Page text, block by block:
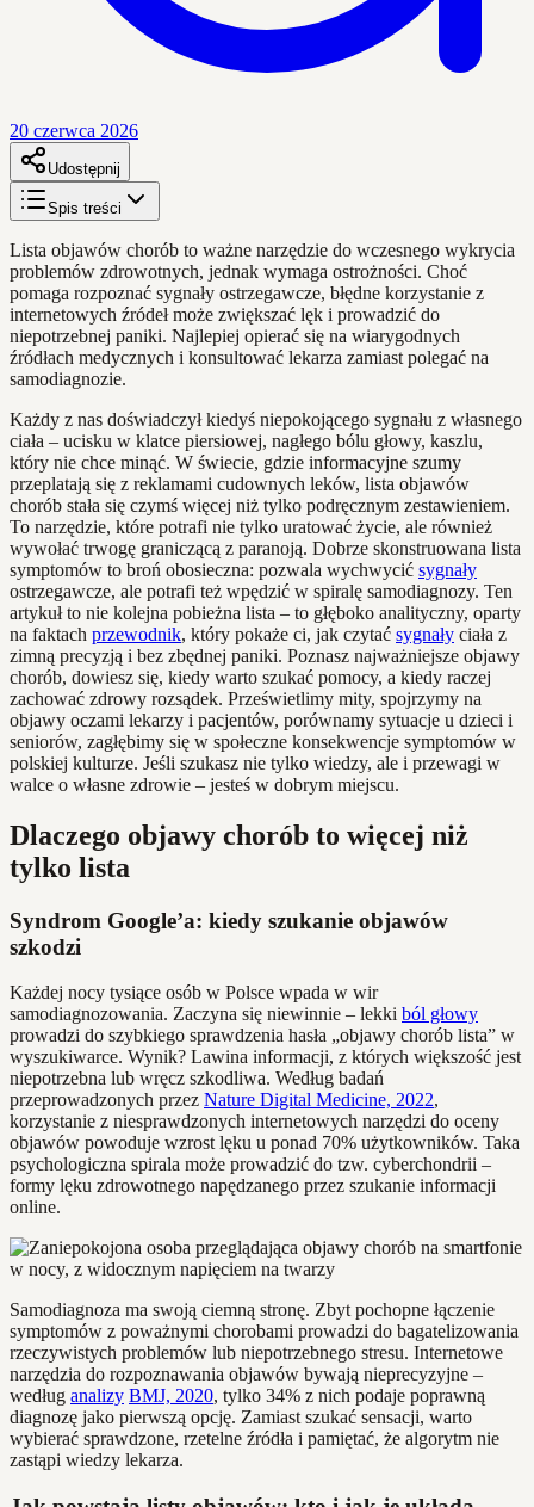
20 czerwca 2026
Udostępnij
Spis treści
Lista objawów chorób to ważne narzędzie do wczesnego wykrycia
problemów zdrowotnych, jednak wymaga ostrożności. Choć
pomaga rozpoznać sygnały ostrzegawcze, błędne korzystanie z
internetowych źródeł może zwiększać lęk i prowadzić do
niepotrzebnej paniki. Najlepiej opierać się na wiarygodnych
źródłach medycznych i konsultować lekarza zamiast polegać na
samodiagnozie.
Każdy z nas doświadczył kiedyś niepokojącego sygnału z własnego
ciała – ucisku w klatce piersiowej, nagłego bólu głowy, kaszlu,
który nie chce minąć. W świecie, gdzie informacyjne szumy
przeplatają się z reklamami cudownych leków, lista objawów
chorób stała się czymś więcej niż tylko podręcznym zestawieniem.
To narzędzie, które potrafi nie tylko uratować życie, ale również
wywołać trwogę graniczącą z paranoją. Dobrze skonstruowana lista
symptomów to broń obosieczna: pozwala wychwycić sygnały
ostrzegawcze, ale potrafi też wpędzić w spiralę samodiagnozy. Ten
artykuł to nie kolejna pobieżna lista – to głęboko analityczny, oparty
na faktach przewodnik, który pokaże ci, jak czytać sygnały ciała z
zimną precyzją i bez zbędnej paniki. Poznasz najważniejsze objawy
chorób, dowiesz się, kiedy warto szukać pomocy, a kiedy raczej
zachować zdrowy rozsądek. Prześwietlimy mity, spojrzymy na
objawy oczami lekarzy i pacjentów, porównamy sytuacje u dzieci i
seniorów, zagłębimy się w społeczne konsekwencje symptomów w
polskiej kulturze. Jeśli szukasz nie tylko wiedzy, ale i przewagi w
walce o własne zdrowie – jesteś w dobrym miejscu.
Dlaczego objawy chorób to więcej niż
tylko lista
Syndrom Google’a: kiedy szukanie objawów
szkodzi
Każdej nocy tysiące osób w Polsce wpada w wir
samodiagnozowania. Zaczyna się niewinnie – lekki ból głowy
prowadzi do szybkiego sprawdzenia hasła „objawy chorób lista” w
wyszukiwarce. Wynik? Lawina informacji, z których większość jest
niepotrzebna lub wręcz szkodliwa. Według badań
przeprowadzonych przez Nature Digital Medicine, 2022,
korzystanie z niesprawdzonych internetowych narzędzi do oceny
objawów powoduje wzrost lęku u ponad 70% użytkowników. Taka
psychologiczna spirala może prowadzić do tzw. cyberchondrii –
formy lęku zdrowotnego napędzanego przez szukanie informacji
online.
Samodiagnoza ma swoją ciemną stronę. Zbyt pochopne łączenie
symptomów z poważnymi chorobami prowadzi do bagatelizowania
rzeczywistych problemów lub niepotrzebnego stresu. Internetowe
narzędzia do rozpoznawania objawów bywają nieprecyzyjne –
według analizy BMJ, 2020, tylko 34% z nich podaje poprawną
diagnozę jako pierwszą opcję. Zamiast szukać sensacji, warto
wybierać sprawdzone, rzetelne źródła i pamiętać, że algorytm nie
zastąpi wiedzy lekarza.